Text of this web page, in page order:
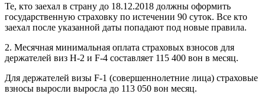
Те, кто заехал в страну до 18.12.2018 должны оформить
государственную страховку по истечении 90 суток. Все кто
заехал после указанной даты попадают под новые правила.
2. Месячная минимальная оплата страховых взносов для
держателей виз H-2 и F-4 составляет 115 400 вон в месяц.
Для держателей визы F-1 (совершеннолетние лица) страховые
взносы выросли выросла до 113 050 вон месяц.